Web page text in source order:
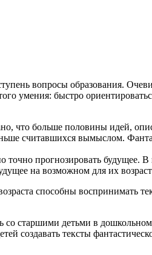
вопросы образования.
умения: быстро
что больше половины идей,
считавшихся вымыслом.
прогнозировать будущее.
на возможном для их
способны воспринимать
со старшими детьми в
создавать тексты